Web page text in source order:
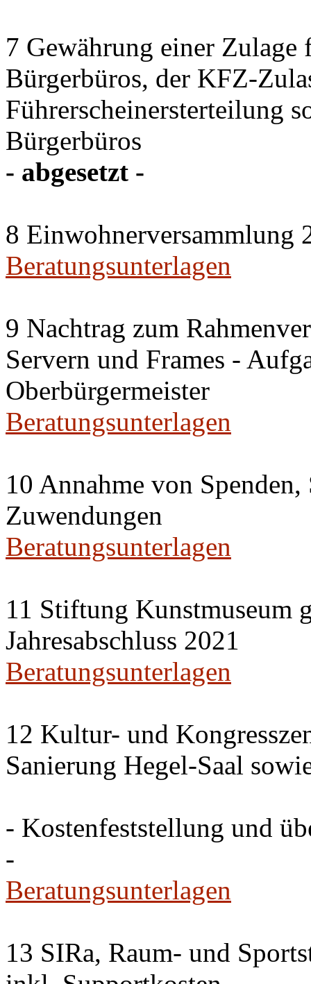
7 Gewährung einer
Bürgerbüros, der KFZ-
Führerscheinersterteilung
Bürgerbüros
- abgesetzt -
8 Einwohnerversammlung
Beratungsunterlagen
9 Nachtrag zum
Servern und Frames -
Oberbürgermeister
Beratungsunterlagen
10 Annahme von
Zuwendungen
Beratungsunterlagen
11 Stiftung Kunstmuseum
Jahresabschluss 2021
Beratungsunterlagen
12 Kultur- und
Sanierung Hegel-Saal
- Kostenfeststellung und
-
Beratungsunterlagen
13 SIRa, Raum- und